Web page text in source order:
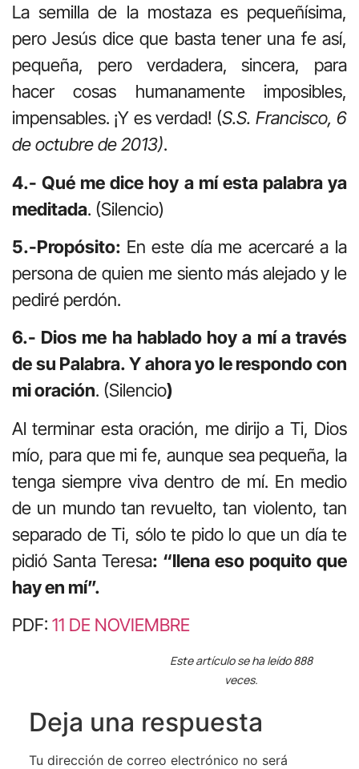
La semilla de la mostaza es pequeñísima,
pero Jesús dice que basta tener una fe así,
pequeña, pero verdadera, sincera, para
hacer cosas humanamente imposibles,
impensables. ¡Y es verdad! (S.S. Francisco, 6
de octubre de 2013).
4.- Qué me dice hoy a mí esta palabra ya
meditada. (Silencio)
5.-Propósito: En este día me acercaré a la
persona de quien me siento más alejado y le
pediré perdón.
6.- Dios me ha hablado hoy a mí a través
de su Palabra. Y ahora yo le respondo con
mi oración. (Silencio)
Al terminar esta oración, me dirijo a Ti, Dios
mío, para que mi fe, aunque sea pequeña, la
tenga siempre viva dentro de mí. En medio
de un mundo tan revuelto, tan violento, tan
separado de Ti, sólo te pido lo que un día te
pidió Santa Teresa: “llena eso poquito que
hay en mí”.
PDF: 11 DE NOVIEMBRE
Este artículo se ha leído 888
veces.
Deja una respuesta
Tu dirección de correo electrónico no será